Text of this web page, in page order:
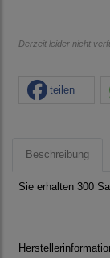
Derzeit leider nicht
teilen
Beschreibung
Sie erhalten 300